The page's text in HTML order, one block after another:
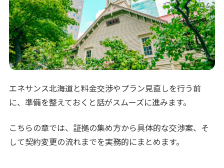
エネサンス北海道と料金交渉やプラン見直しを行う前
に、準備を整えておくと話がスムーズに進みます。
こちらの章では、証拠の集め方から具体的な交渉案、そ
して契約変更の流れまでを実務的にまとめます。